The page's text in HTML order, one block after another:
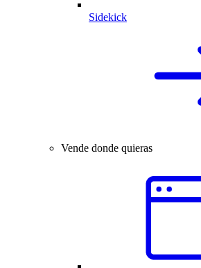
Sidekick
Vende donde quieras